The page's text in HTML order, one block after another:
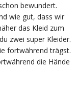
bewundert.
wie gut, dass wir
das Kleid zum
zwei super Kleider.
fortwährend trägst.
die Hände